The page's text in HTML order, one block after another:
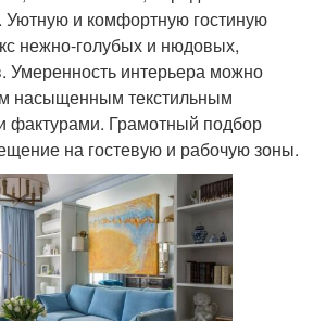
Уютную и комфортную гостиную
нежно-голубых и нюдовых,
Умеренность интерьера можно
насыщенным текстильным
фактурами. Грамотный подбор
на гостевую и рабочую зоны.